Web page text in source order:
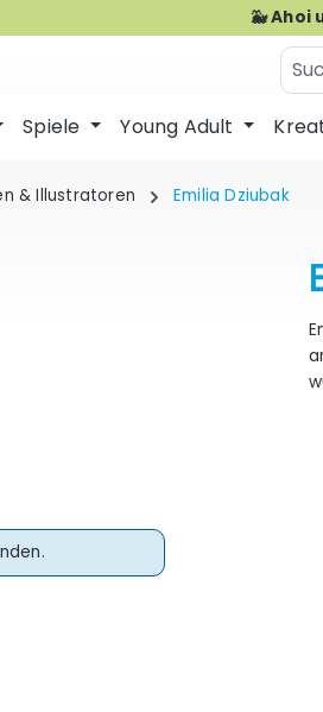
🐳 Ahoi
Spiele Young Adult
& Illustratoren Emilia Dziubak